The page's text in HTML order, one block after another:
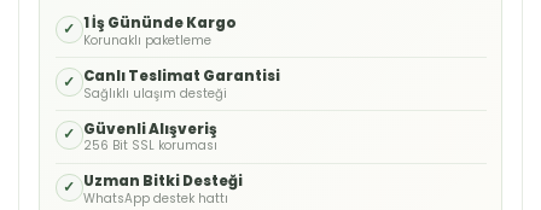
✓ 1 İş Gününde Kargo
Korunaklı paketleme
✓ Canlı Teslimat Garantisi
Sağlıklı ulaşım desteği
✓ Güvenli Alışveriş
256 Bit SSL koruması
✓ Uzman Bitki Desteği
WhatsApp destek hattı